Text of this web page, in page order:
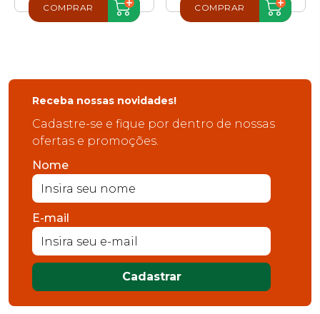
COMPRAR COMPRAR
Receba nossas novidades!
Cadastre-se e fique por dentro de nossas
ofertas e promoções.
Nome
E-mail
Cadastrar